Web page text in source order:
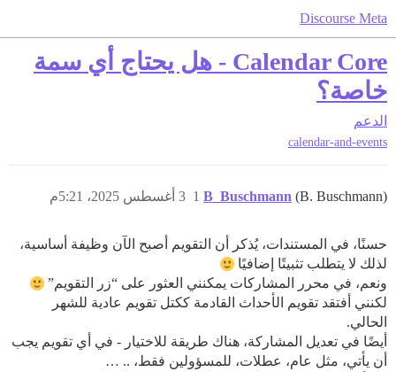
Discourse Meta
Calendar Core - هل يحتاج أي سمة
خاصة؟
الدعم
calendar-and-events
B_Buschmann (B. Buschmann) 3 أغسطس 2025، 5:21م 1
حسنًا، في المستندات، يُذكر أن التقويم أصبح الآن وظيفة أساسية،
لذلك لا يتطلب تثبيتًا إضافيًا
ونعم، في محرر المشاركات يمكنني العثور على “زر التقويم”
لكنني أفتقد تقويم الأحداث القادمة ككتل تقويم عادية للشهر
الحالي.
أيضًا في تعديل المشاركة، هناك طريقة للاختيار - في أي تقويم يجب
أن يأتي، مثل عام، عطلات، للمسؤولين فقط، .. …